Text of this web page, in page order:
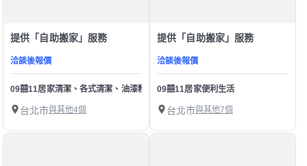
提供「自助搬家」服務
洽談後報價
09囍11居家清潔、各式清潔、油漆粉刷
台北市與其他4個
提供「自助搬家」服務
洽談後報價
09囍11居家便利生活
台北市與其他7個